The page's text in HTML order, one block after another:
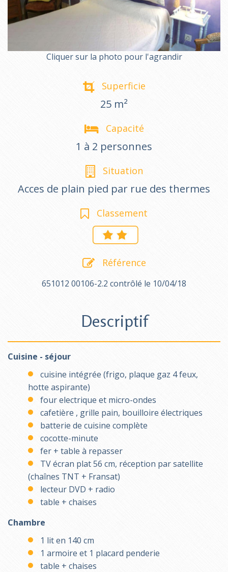
Cliquer sur la photo pour l'agrandir
Superficie
25 m²
Capacité
1 à 2 personnes
Situation
Acces de plain pied par rue des thermes
Classement
Référence
651012 00106-2.2 contrôlé le 10/04/18
Descriptif
Cuisine - séjour
cuisine intégrée (frigo, plaque gaz 4 feux,
hotte aspirante)
four electrique et micro-ondes
cafetière , grille pain, bouilloire électriques
batterie de cuisine complète
cocotte-minute
fer + table à repasser
TV écran plat 56 cm, réception par satellite
(chaînes TNT + Fransat)
lecteur DVD + radio
table + chaises
Chambre
1 lit en 140 cm
1 armoire et 1 placard penderie
table + chaises